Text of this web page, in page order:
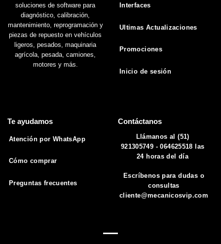
soluciones de software para
diagnóstico, calibración,
mantenimiento, reprogramación y
piezas de repuesto en vehículos
ligeros, pesados, maquinaria
agrícola, pesada, camiones,
motores y más.
Interfaces
Ultimas Actualizaciones
Promociones
Inicio de sesión
Te ayudamos
Atención por WhatsApp
Cómo comprar
Preguntas frecuentes
Contáctanos
Llámanos al (51)
921305749 - 064625518 las
24 horas del día
Escríbenos para dudas o
consultas
cliente@mecanicosvip.com